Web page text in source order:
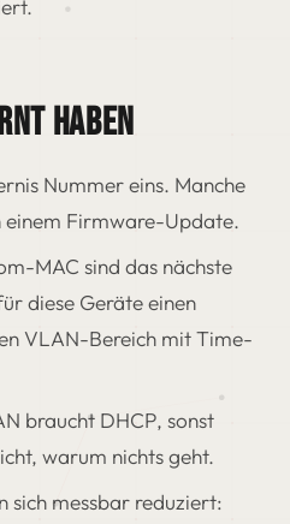
HABEN
Nummer eins. Manche
einem Firmware-Update.
MAC sind das nächste
diese Geräte einen
VLAN-Bereich mit Time-
braucht DHCP, sonst
warum nichts geht.
sich messbar reduziert: